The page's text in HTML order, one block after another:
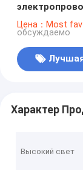
Чистая
Очищенный и
Цена：Most
обсуждаемо
Характер
Высокий свет